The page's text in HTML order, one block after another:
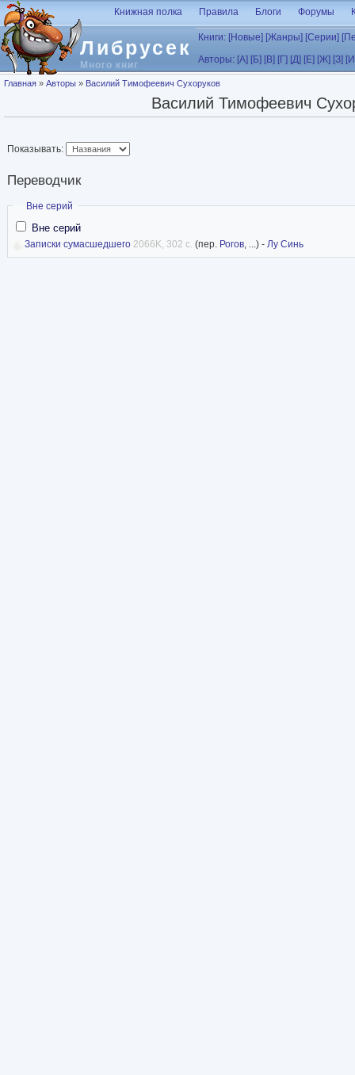
Перейти к основному содержанию
Либрусек
Много книг
Книжная полка Правила Блоги Форумы
Книги: [Новые] [Жанры] [Серии]
Авторы: [А] [Б] [В] [Г] [Д] [Е] [Ж] [З]
Вы здесь
Главная » Авторы » Василий Тимофеевич Сухоруков
Василий Тимофеевич
Показывать:
Переводчик
Скрыть
Вне серий
Вне серий
Записки сумасшедшего 2066K, 302 с. (пер. Рогов, ...) - Лу Синь